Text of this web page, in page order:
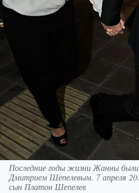
Последние годы жизни Жанны
Дмитрием Шепелевым. 7 апреля
сын Платон Шепелев